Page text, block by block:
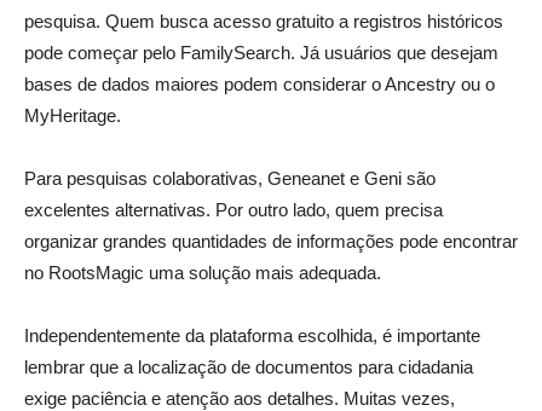
pesquisa. Quem busca acesso gratuito a registros históricos
pode começar pelo FamilySearch. Já usuários que desejam
bases de dados maiores podem considerar o Ancestry ou o
MyHeritage.
Para pesquisas colaborativas, Geneanet e Geni são
excelentes alternativas. Por outro lado, quem precisa
organizar grandes quantidades de informações pode encontrar
no RootsMagic uma solução mais adequada.
Independentemente da plataforma escolhida, é importante
lembrar que a localização de documentos para cidadania
exige paciência e atenção aos detalhes. Muitas vezes,